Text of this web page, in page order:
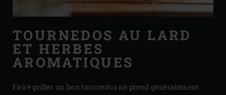
TOURNEDOS AU LARD
ET HERBES
AROMATIQUES
Faire griller un bon tournedos ne prend généralement